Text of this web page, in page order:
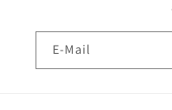
E-Mail